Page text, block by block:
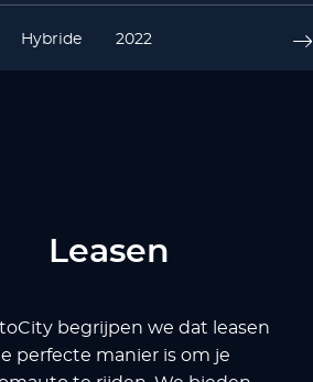
Hybride 2022
Leasen
begrijpen we dat leasen
perfecte manier is om je